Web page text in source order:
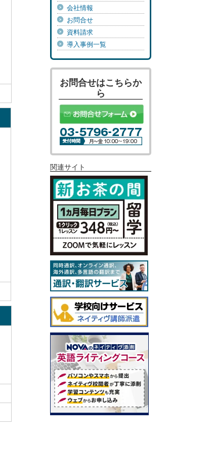
会社情報
お問合せ
資料請求
導入事例一覧
お問合せはこちらか
ら
関連サイト